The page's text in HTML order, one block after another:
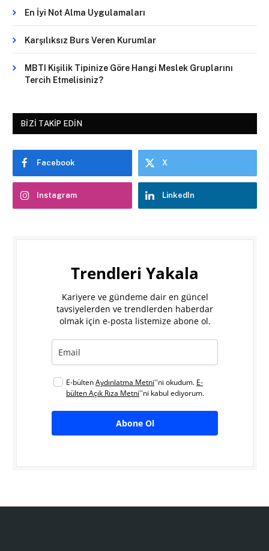
En İyi Not Alma Uygulamaları
Karşılıksız Burs Veren Kurumlar
MBTI Kişilik Tipinize Göre Hangi Meslek Gruplarını
Tercih Etmelisiniz?
BIZI TAKIP EDIN
Facebook X
Instagram LinkedIn
Trendleri Yakala
Kariyere ve gündeme dair en güncel
tavsiyelerden ve trendlerden haberdar
olmak için e-posta listemize abone ol.
E-bültenAydınlatma Metni''ni okudum. E-
bülten Açık Rıza Metni''ni kabul ediyorum.
Abone Ol